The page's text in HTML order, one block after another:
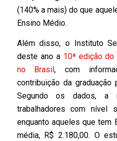
(140% a mais) do que
Ensino Médio.
Além disso, o Instituto
deste ano a 10ª edição
no Brasil, com
contribuição da graduação
Segundo os dados, a
trabalhadores com nível
enquanto aqueles que tem
média, R$ 2.180,00. O